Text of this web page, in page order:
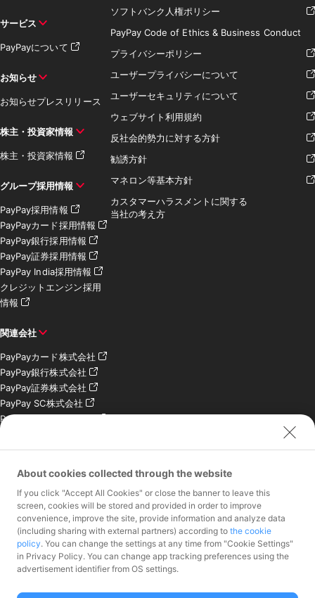
サービス
PayPayについて
お知らせ
お知らせプレスリリース
株主・投資家情報
株主・投資家情報
グループ採用情報
PayPay採用情報
PayPayカード採用情報
PayPay銀行採用情報
PayPay証券採用情報
PayPay India採用情報
クレジットエンジン採用
情報
関連会社
PayPayカード株式会社
PayPay銀行株式会社
PayPay証券株式会社
PayPay SC株式会社
PayPay India Pvt. Ltd.
会社
お問い合わせ
加盟店様専用お問い合わ
報道関係者様専用お問い
合わせ
株主・投資家様専用お問
ソフトバンク人権ポリシー
PayPay Code of Ethics & Business Conduct
プライバシーポリシー
ユーザープライバシーについて
ユーザーセキュリティについて
ウェブサイト利用規約
反社会的勢力に対する方針
勧誘方針
マネロン等基本方針
カスタマーハラスメントに関する
当社の考え方
About cookies collected through the website
If you click "Accept All Cookies" or close the banner to leave this
screen, cookies will be stored and provided in order to improve
convenience, improve the site, provide information and analyze data
(including sharing with external partners) according to the cookie
policy. You can change the settings at any time from "Cookie Settings"
in Privacy Policy. You can change app tracking preferences using the
advertisement identifier from OS settings.